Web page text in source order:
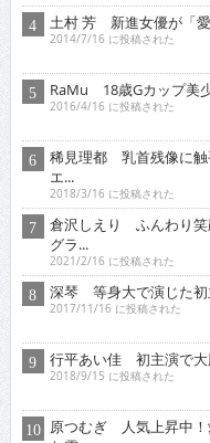
土村 芳 新進女優が「
2014/7/16 に投稿された
RaMu 18歳Gカップ美
2016/4/16 に投稿された
稀見理都 乳首残像に
エ...
2018/3/16 に投稿された
倉沢しえり ふんわり笑
グラ...
2021/2/16 に投稿された
深琴 等身大で演じた初
2017/11/16 に投稿された
行平あい佳 初主演で
2018/9/15 に投稿された
原つむぎ 人気上昇中！